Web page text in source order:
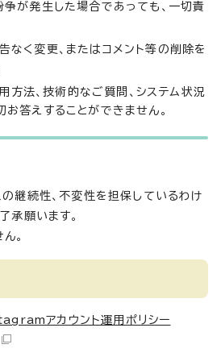
争が発生した場合であっても、一切責
なく変更、またはコメント等の削除を
法、技術的なご質問、システム状況
お答えすることができません。
継続性、不変性を担保しているわけ
承願います。
。
アカウント運用ポリシー